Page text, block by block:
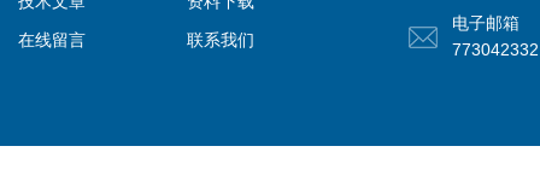
在线留言
联系我们
电子邮箱